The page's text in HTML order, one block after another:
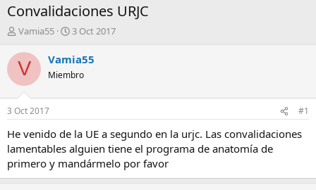
Convalidaciones URJC
A
t
o
Vamia55
F
c
h
a
i
n
i
c
i
o
3 Oct 2017
V Vamia55
Miembro
3 Oct 2017 #1
He venido de la UE a segundo en la urjc. Las convalidaciones
lamentables alguien tiene el programa de anatomía de
primero y mandármelo por favor